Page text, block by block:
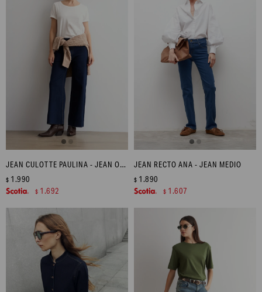
JEAN CULOTTE PAULINA - JEAN OSCURO
$ 1.990
$ 1.692
JEAN RECTO ANA - JEAN MEDIO
$ 1.890
$ 1.607